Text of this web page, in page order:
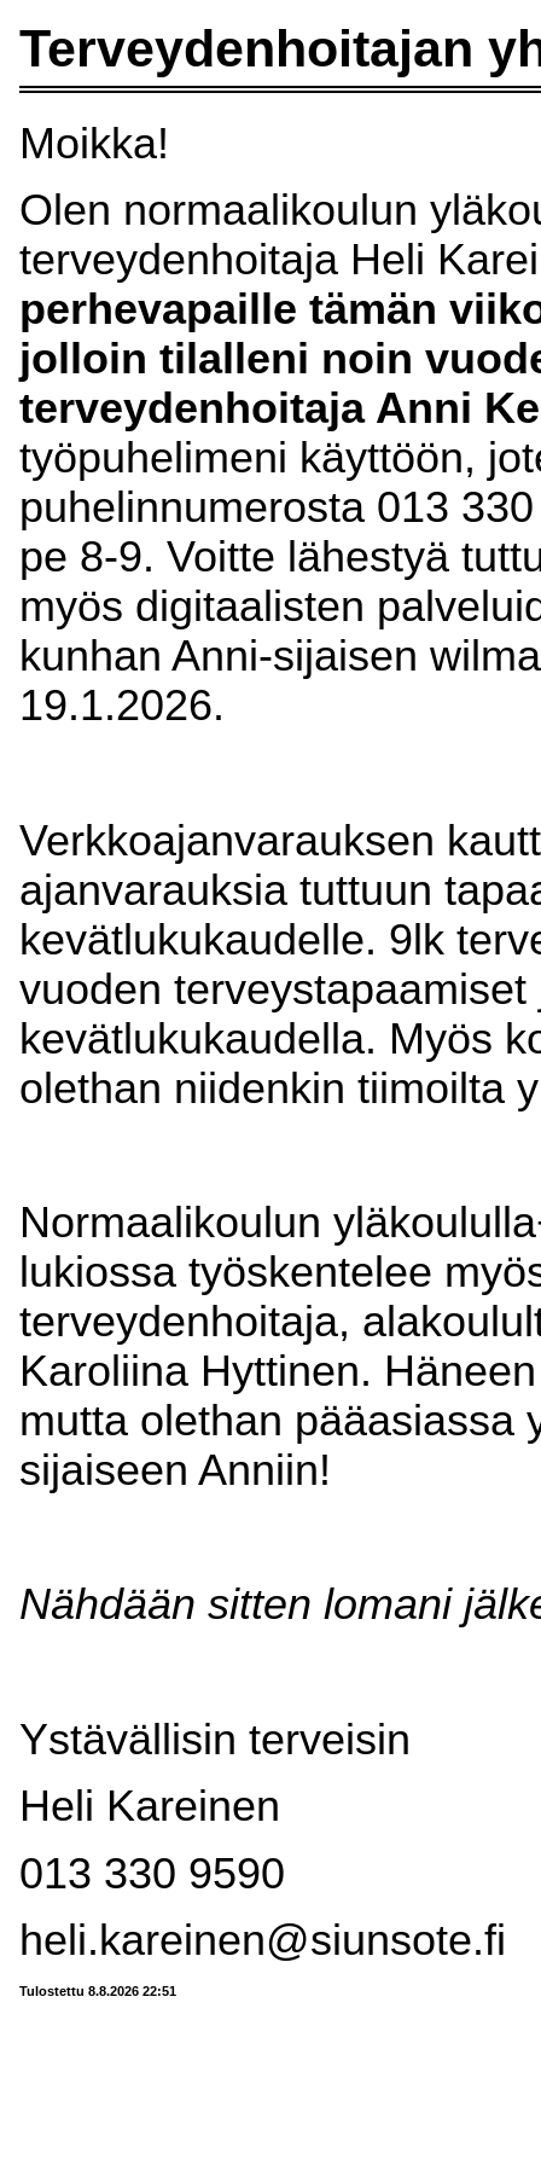
Terveydenhoitajan
Moikka!
Olen normaalikoulun
terveydenhoitaja Heli
perhevapaille tämän
jolloin tilalleni noin
terveydenhoitaja Anni
työpuhelimeni käyttöön,
puhelinnumerosta 013
pe 8-9. Voitte lähestyä
myös digitaalisten
kunhan Anni-sijaisen
19.1.2026.
Verkkoajanvarauksen
ajanvarauksia tuttuun
kevätlukukaudelle. 9lk
vuoden
kevätlukukaudella. Myös
olethan niidenkin tiimoilta
Normaalikoulun
lukiossa työskentelee
terveydenhoitaja,
Karoliina Hyttinen.
mutta olethan pääasiassa
sijaiseen Anniin!
Nähdään sitten lomani
Ystävällisin terveisin
Heli Kareinen
013 330 9590
heli.kareinen@siunsote.fi
Tulostettu 8.8.2026 22:51